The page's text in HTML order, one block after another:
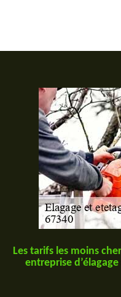
Les tarifs les moins
entreprise